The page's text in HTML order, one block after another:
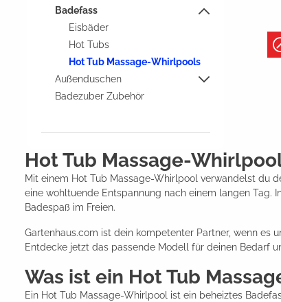
Badefass
Eisbäder
Hot Tubs
Hot Tub Massage-Whirlpools
Außenduschen
Badezuber Zubehör
Hot Tub Massage-
Mit einem Hot Tub Massage-Whirlpool verwandelst du
eine wohltuende Entspannung nach einem langen Tag.
Badespaß im Freien.
Gartenhaus.com ist dein kompetenter Partner, wenn es
Entdecke jetzt das passende Modell für deinen Bedarf
Was ist ein Hot Tub
Ein Hot Tub Massage-Whirlpool ist ein beheiztes